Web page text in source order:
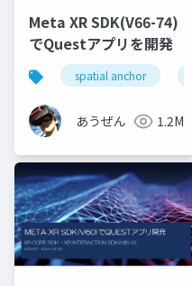
Meta XR SDK(V66-74)
でQuestアプリを開発
spatial anchor
あうぜん 1.2M